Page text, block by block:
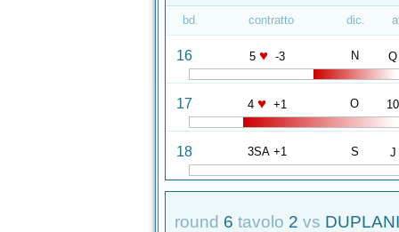
bd. contratto dic.
16 5 ♥ -3 N Q
17 4 ♥ +1 O 10
18 3SA +1 S J
round 6 tavolo 2 vs